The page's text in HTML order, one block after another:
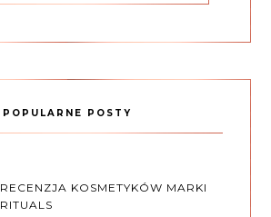
POPULARNE POSTY
RECENZJA KOSMETYKÓW MARKI
RITUALS